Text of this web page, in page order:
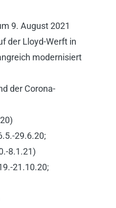
9. August 2021
der Lloyd-Werft in
modernisiert
der Corona-
29.6.20;
8.1.21)
21.10.20;